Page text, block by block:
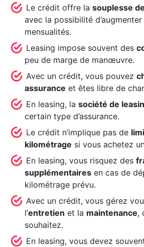
Le crédit offre la souplesse
avec la possibilité
mensualités.
Leasing impose souvent des
peu de marge de manœuvre.
Avec un crédit, vous pouvez
assurance et êtes libre de
En leasing, la société de
certain type d’assurance.
Le crédit n’implique pas de
kilométrage si vous achetez
En leasing, vous risquez des
supplémentaires en cas de
kilométrage prévu.
Avec un crédit, vous gérez
l’entretien et la maintenance,
souhaitez.
En leasing, vous devez